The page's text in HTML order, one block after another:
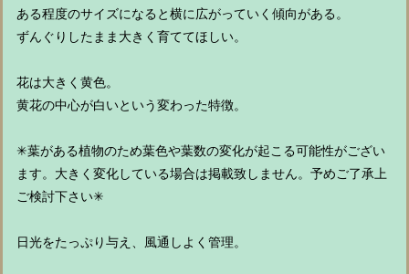
ある程度のサイズになると横に広がっていく傾向がある。
ずんぐりしたまま大きく育ててほしい。
花は大きく黄色。
黄花の中心が白いという変わった特徴。
✳︎葉がある植物のため葉色や葉数の変化が起こる可能性がござい
ます。大きく変化している場合は掲載致しません。予めご了承上
ご検討下さい✳︎
日光をたっぷり与え、風通しよく管理。